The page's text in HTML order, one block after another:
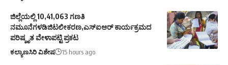
ಜಿಲ್ಲೆಯಲ್ಲಿ 10,41,063 ಗಣತಿ
ನಮೂನೆಗಳಡಿಜಿಟಲೀಕರಣ,ಎಸ್ಐಆರ್ ಕಾರ್ಯಕ್ರಮದ
ಪರಿಷ್ಕೃತ ವೇಳಾಪಟ್ಟಿ ಪ್ರಕಟ
ಕಲ್ಯಾಣಸಿರಿ ವಿಶೇಷ 15 hours ago